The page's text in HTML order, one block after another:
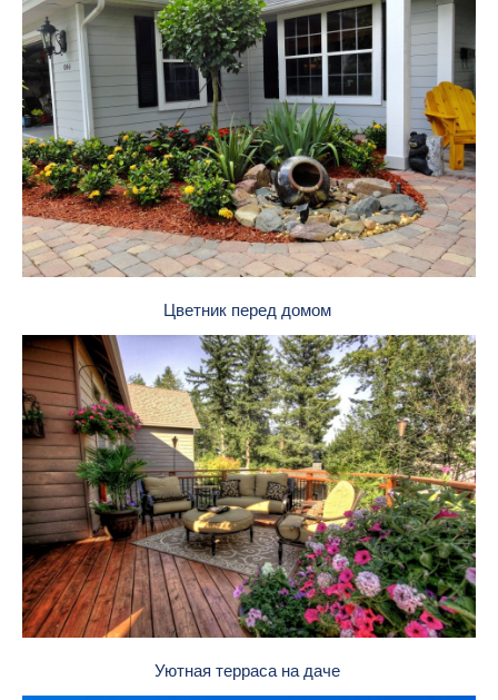
Цветник перед домом
Уютная терраса на даче